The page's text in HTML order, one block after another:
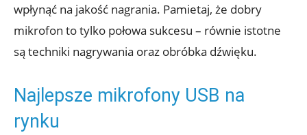
wpłynąć na jakość nagrania. Pamietaj, że dobry
mikrofon to tylko połowa sukcesu – równie istotne
są techniki nagrywania oraz obróbka dźwięku.
Najlepsze mikrofony USB na
rynku